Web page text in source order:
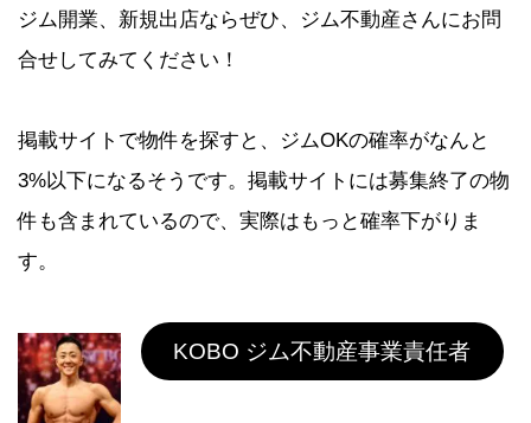
ジム開業、新規出店ならぜひ、ジム不動産さんにお問
合せしてみてください！
掲載サイトで物件を探すと、ジムOKの確率がなんと
3%以下になるそうです。掲載サイトには募集終了の物
件も含まれているので、実際はもっと確率下がりま
す。
KOBO ジム不動産事業責任者